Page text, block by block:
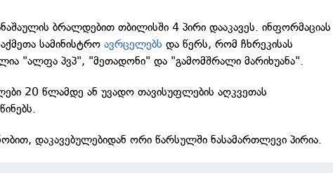
ბრალდებით თბილისში 4 პირი დააკავეს. ინფორმაციას
სამინისტროავრცელებს და წერს, რომ ჩხრეკისას
"ალფა პვპ", "მეთადონი" და "გამომშრალი მარიხუანა".
20 წლამდე ან უვადო თავისუფლების აღკვეთას
დაკავებულებიდან ორი წარსულში ნასამართლევი პირია.